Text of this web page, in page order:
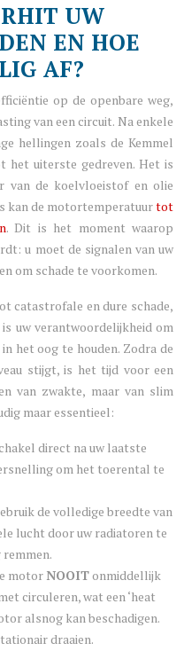
UW
EN HOE
AF?
op de openbare weg,
van een circuit. Na enkele
hellingen zoals de Kemmel
uiterste gedreven. Het is
van de koelvloeistof en olie
kan de motortemperatuurtot
. Dit is het moment waarop
u moet de signalen van uw
om schade te voorkomen.
catastrofale en dure schade,
uw verantwoordelijkheid om
het oog te houden. Zodra de
stijgt, is het tijd voor een
van zwakte, maar van slim
maar essentieel:
direct na uw laatste
om het toerental te
de volledige breedte van
lucht door uw radiatoren te
motor NOOITonmiddellijk
circuleren, wat een ‘heat
alsnog kan beschadigen.
draaien.